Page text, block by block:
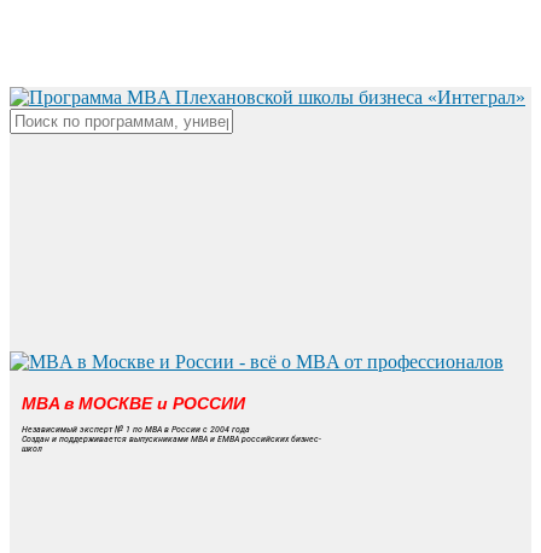
content
MBA в МОСКВЕ и РОССИИ
Независимый эксперт № 1 по MBA в России с 2004 года
Создан и поддерживается выпускниками MBA и EMBA российских бизнес-
школ